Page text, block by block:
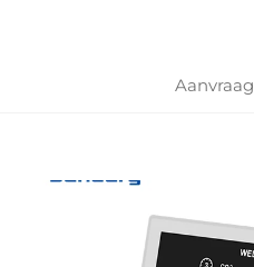
Aanvraag